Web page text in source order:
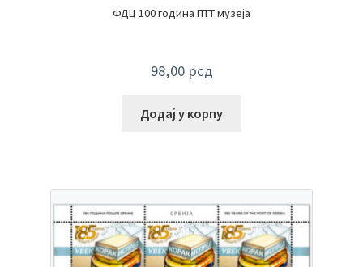
ФДЦ 100 година ПТТ музеја
98,00 рсд
Додај у корпу